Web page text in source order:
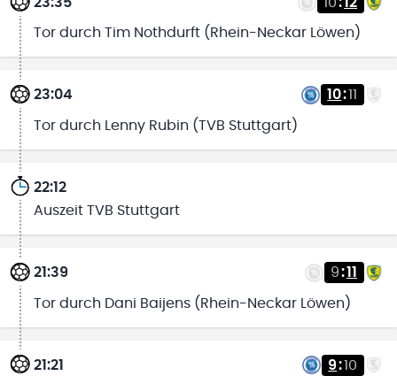
Tor durch Tim Nothdurft (Rhein-Neckar Löwen)
23:04 10:11
Tor durch Lenny Rubin (TVB Stuttgart)
22:12
Auszeit TVB Stuttgart
21:39 9:11
Tor durch Dani Baijens (Rhein-Neckar Löwen)
21:21 9:10